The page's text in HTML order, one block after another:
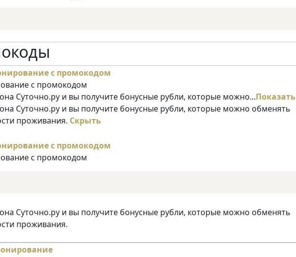
с промокодом
Суточно.ру и вы получите бонусные рубли, которые можно...Показать
Суточно.ру и вы получите бонусные рубли, которые можно обменять
проживания. Скрыть
с промокодом
Суточно.ру и вы получите бонусные рубли, которые можно обменять
проживания.